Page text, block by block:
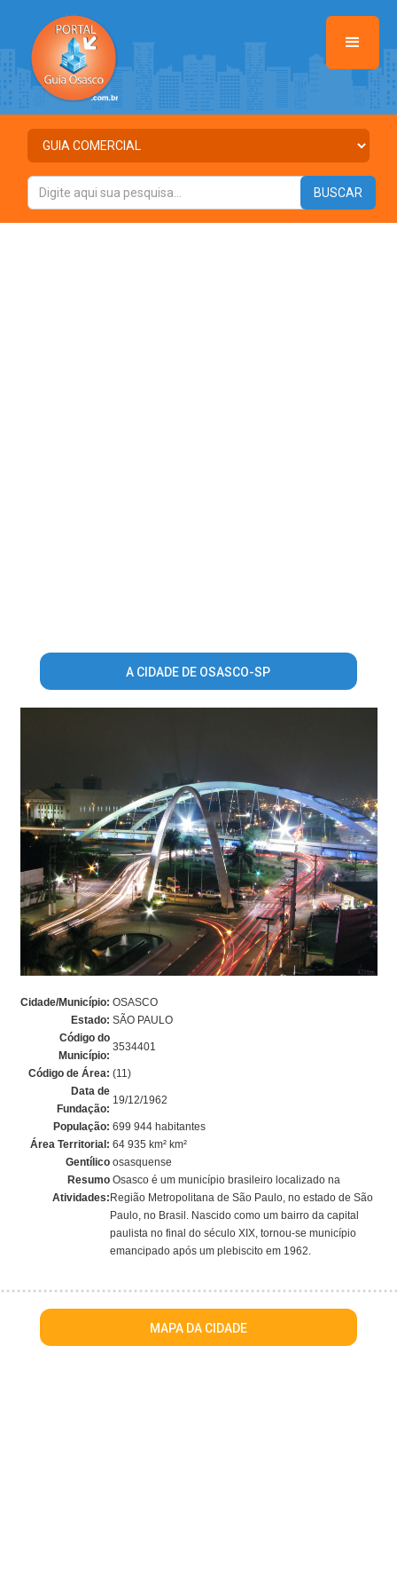
A CIDADE DE OSASCO-SP
Cidade/Município: OSASCO
Estado: SÃO PAULO
Código do
Município:
3534401
Código de Área: (11)
Data de
Fundação:
19/12/1962
População: 699 944 habitantes
Área Territorial: 64 935 km² km²
Gentílicoosasquense
Resumo
Atividades:
Osasco é um município brasileiro localizado na
Região Metropolitana de São Paulo, no estado de São
Paulo, no Brasil. Nascido como um bairro da capital
paulista no final do século XIX, tornou-se município
emancipado após um plebiscito em 1962.
MAPA DA CIDADE